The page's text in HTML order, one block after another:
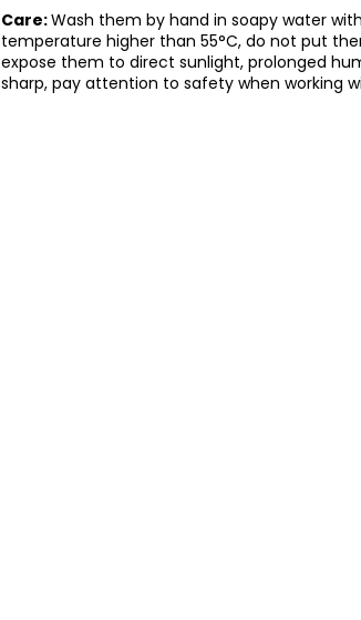
Care:Wash them by hand in soapy water
temperature higher than 55°C, do not put
expose them to direct sunlight, prolonged
sharp, pay attention to safety when working